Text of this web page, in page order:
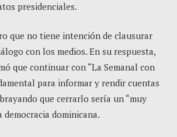
presidenciales.
que no tiene intención de clausurar
con los medios. En su respuesta,
que continuar con “La Semanal con
para informar y rendir cuentas
que cerrarlo sería un “muy
democracia dominicana.